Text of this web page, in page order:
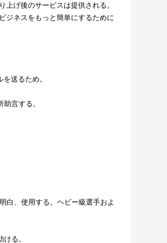
げ後のサービスは提供される。
ジネスをもっと簡単にするために
送るため。
言する。
白、使用する。ヘビー級選手およ
る。